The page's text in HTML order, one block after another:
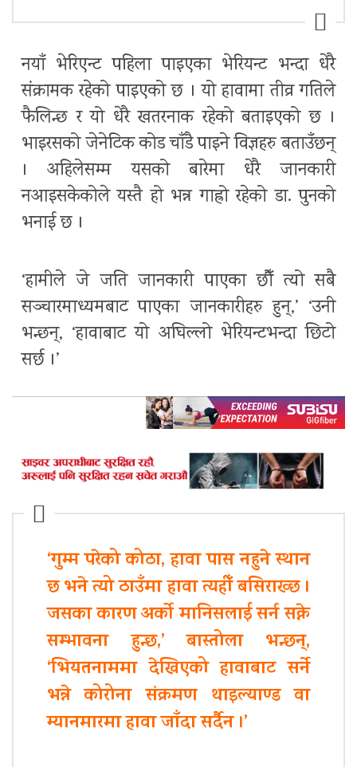
नयाँ भेरिएन्ट पहिला पाइएका भेरियन्ट भन्दा धेरै
संक्रामक रहेको पाइएको छ । यो हावामा तीव्र गतिले
फैलिन्छ र यो धेरै खतरनाक रहेको बताइएको छ ।
भाइरसको जेनेटिक कोड चाँडै पाइने विज्ञहरु बताउँछन्
। अहिलेसम्म यसको बारेमा धेरै जानकारी
नआइसकेकोले यस्तै हो भन्न गाह्रो रहेको डा. पुनको
भनाई छ ।
‘हामीले जे जति जानकारी पाएका छौँ त्यो सबै
सञ्चारमाध्यमबाट पाएका जानकारीहरु हुन्,’ ‘उनी
भन्छन्, ‘हावाबाट यो अघिल्लो भेरियन्टभन्दा छिटो
सर्छ ।’
‘गुम्म परेको कोठा, हावा पास नहुने स्थान
छ भने त्यो ठाउँमा हावा त्यहीँ बसिराख्छ ।
जसका कारण अर्को मानिसलाई सर्न सक्ने
सम्भावना हुन्छ,’ बास्तोला भन्छन्,
‘भियतनाममा देखिएको हावाबाट सर्ने
भन्ने कोरोना संक्रमण थाइल्याण्ड वा
म्यानमारमा हावा जाँदा सर्दैन ।’